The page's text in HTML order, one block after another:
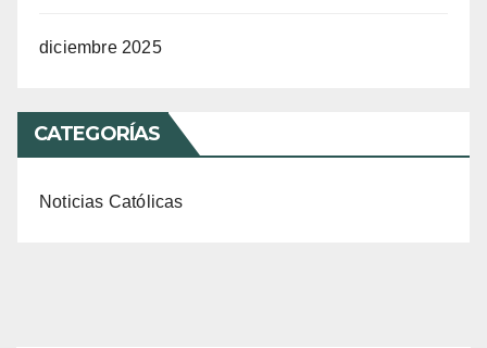
diciembre 2025
CATEGORÍAS
Noticias Católicas